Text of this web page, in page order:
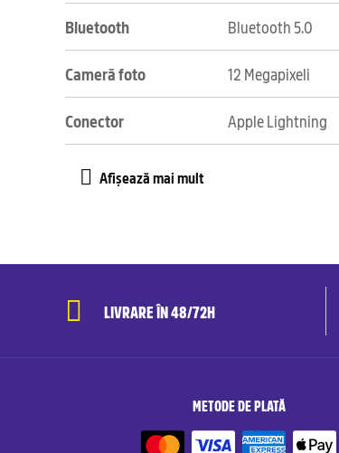
Bluetooth Bluetooth 5.0
Cameră foto 12 Megapixeli
Conector Apple Lightning
LIVRARE ÎN 48/72H
METODE DE PLATĂ